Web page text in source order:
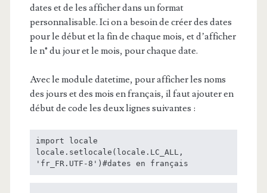
dates et de les afficher dans un format
personnalisable. Ici on a besoin de créer des dates
pour le début et la fin de chaque mois, et d’afficher
le n° du jour et le mois, pour chaque date.
Avec le module datetime, pour afficher les noms
des jours et des mois en français, il faut ajouter en
début de code les deux lignes suivantes :
import locale
locale.setlocale(locale.LC_ALL,
'fr_FR.UTF-8')#dates en français